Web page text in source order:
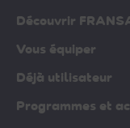
Découvrir
Vous équiper
Déjà utilisateur
Programmes et